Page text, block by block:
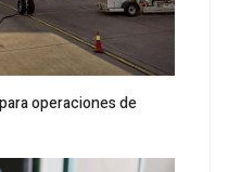
operaciones de